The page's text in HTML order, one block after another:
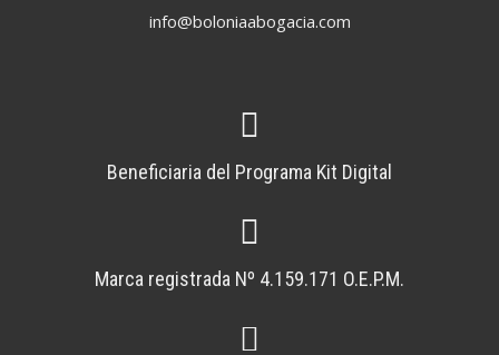
info@boloniaabogacia.com
Beneficiaria del Programa Kit Digital
Marca registrada Nº 4.159.171 O.E.P.M.